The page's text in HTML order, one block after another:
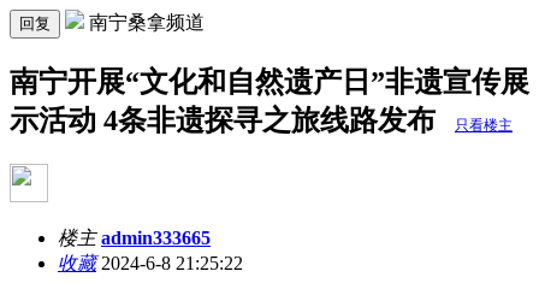
回复 南宁桑拿频道
南宁开展“文化和自然遗产日”非遗宣传展
示活动 4条非遗探寻之旅线路发布
只看楼主
楼主 admin333665
收藏2024-6-8 21:25:22